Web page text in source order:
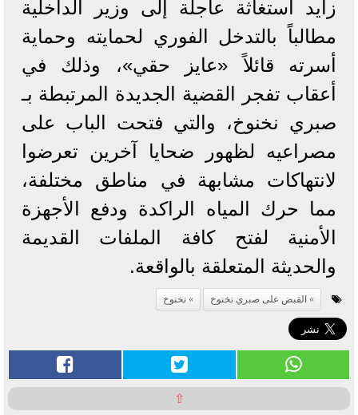
زايد استغاثة عاجلة إلى وزير الداخلية
مطالباً بالتدخل الفوري لحمايته وحماية
أسرته قائلاً «عايز حقي»، وذلك في
أعقاب تفجر القضية الجديدة المرتبطة بـ
صبري نخنوخ، والتي فتحت الباب على
مصراعيه لظهور ضحايا آخرين تعرضوا
لانتهاكات مشابهة في مناطق مختلفة،
مما حرك المياه الراكدة ودفع الأجهزة
الأمنية لفتح كافة الملفات القديمة
والحديثة المتعلقة بالواقعة.
القبض على صبري نخنوخ نخنوخ
⇧